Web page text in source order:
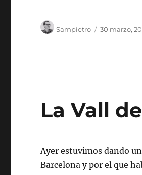
Sampietro 30 marzo,
La Vall
Ayer estuvimos dando
Barcelona y por el que